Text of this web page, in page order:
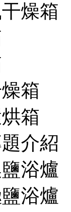
燥箱
箱
箱
介紹
浴爐
浴爐